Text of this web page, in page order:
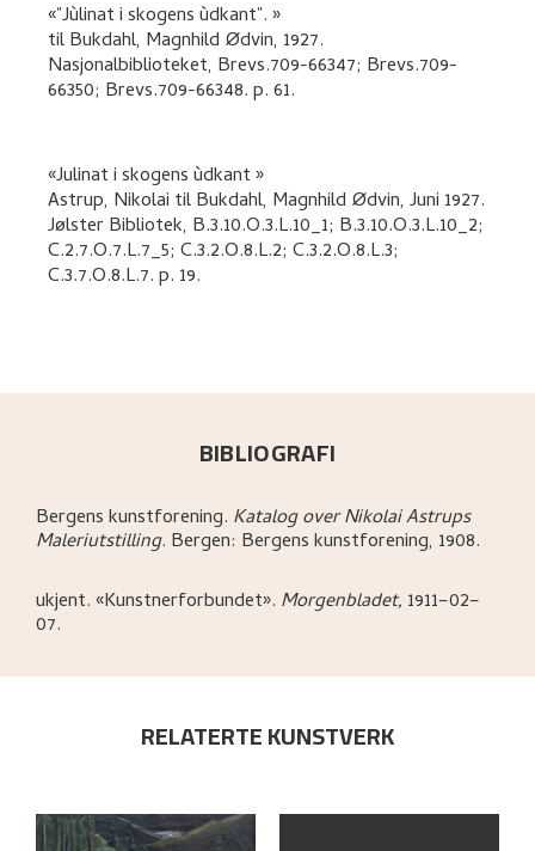
"Jùlinat i skogens ùdkant".
tilBukdahl, Magnhild Ødvin, 1927.
Nasjonalbiblioteket, Brevs.709-66347; Brevs.709-
66350; Brevs.709-66348.p. 61.
Julinat i skogens ùdkant
Astrup, Nikolai tilBukdahl, Magnhild Ødvin, Juni 1927.
Jølster Bibliotek, B.3.10.O.3.L.10_1; B.3.10.O.3.L.10_2;
C.2.7.O.7.L.7_5; C.3.2.O.8.L.2; C.3.2.O.8.L.3;
C.3.7.O.8.L.7.p. 19.
BIBLIOGRAFI
Bergens kunstforening. Katalog over Nikolai Astrups
Maleriutstilling. Bergen: Bergens kunstforening, 1908.
ukjent.«Kunstnerforbundet». Morgenbladet, 1911–02–
07.
RELATERTE KUNSTVERK